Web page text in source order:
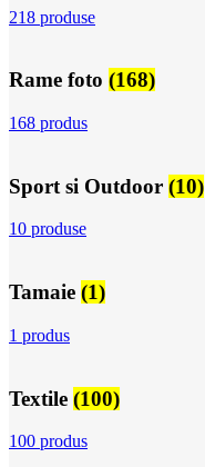
218 produse
Rame foto (168)
168 produs
Sport si Outdoor (10)
10 produse
Tamaie (1)
1 produs
Textile (100)
100 produs